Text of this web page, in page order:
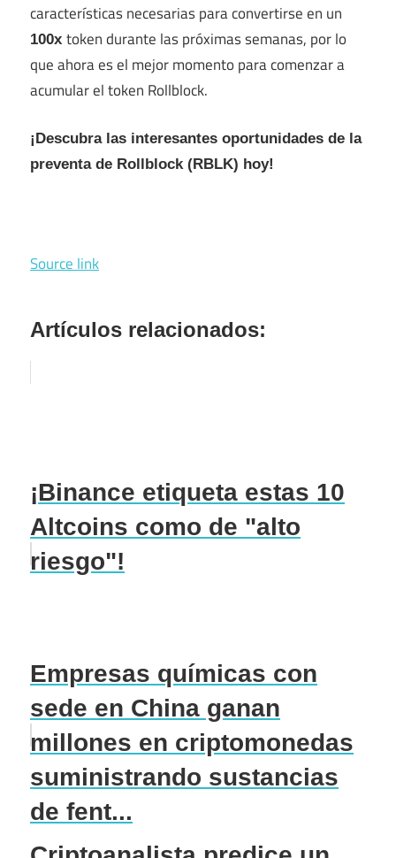
características necesarias para convertirse en un
100x token durante las próximas semanas, por lo
que ahora es el mejor momento para comenzar a
acumular el token Rollblock.
¡Descubra las interesantes oportunidades de la
preventa de Rollblock (RBLK) hoy!
Source link
Artículos relacionados:
¡Binance etiqueta estas 10
Altcoins como de "alto
riesgo"!
Empresas químicas con
sede en China ganan
millones en criptomonedas
suministrando sustancias
de fent...